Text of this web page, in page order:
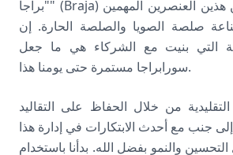
"براجا" (Braja) النار. ألهم الجمع بين هذين العنصرين المهمين
صلصة الصويا والصلصة الحارة. إن
التي بنيت مع الشركاء هي ما جعل
سورابراجا مستمرة حتى يومنا هذا.
من خلال الحفاظ على التقاليد
إلى جنب مع أحدث الابتكارات في إدارة هذا
والنمو بفضل الله. بدأنا باستخدام